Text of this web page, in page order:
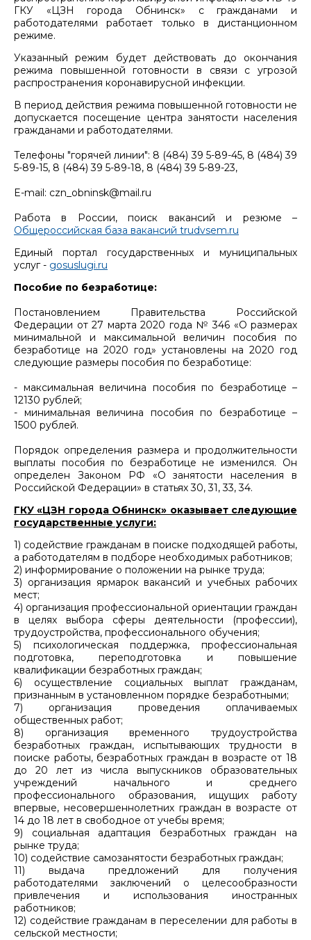
ГКУ «ЦЗН города Обнинск» с гражданами и
работодателями работает только в дистанционном
режиме.
Указанный режим будет действовать до окончания
режима повышенной готовности в связи с угрозой
распространения коронавирусной инфекции.
В период действия режима повышенной готовности не
допускается посещение центра занятости населения
гражданами и работодателями.
Телефоны "горячей линии": 8 (484) 39 5-89-45, 8 (484) 39
5-89-15, 8 (484) 39 5-89-18, 8 (484) 39 5-89-23,
E-mail: czn_obninsk@mail.ru
Работа в России, поиск вакансий и резюме –
Общероссийская база вакансий trudvsem.ru
Единый портал государственных и муниципальных
услуг - gosuslugi.ru
Пособие по безработице:
Постановлением Правительства Российской
Федерации от 27 марта 2020 года № 346 «О размерах
минимальной и максимальной величин пособия по
безработице на 2020 год» установлены на 2020 год
следующие размеры пособия по безработице:
- максимальная величина пособия по безработице –
12130 рублей;
- минимальная величина пособия по безработице –
1500 рублей.
Порядок определения размера и продолжительности
выплаты пособия по безработице не изменился. Он
определен Законом РФ «О занятости населения в
Российской Федерации» в статьях 30, 31, 33, 34.
ГКУ «ЦЗН города Обнинск» оказывает следующие
государственные услуги:
1) содействие гражданам в поиске подходящей работы,
а работодателям в подборе необходимых работников;
2) информирование о положении на рынке труда;
3) организация ярмарок вакансий и учебных рабочих
мест;
4) организация профессиональной ориентации граждан
в целях выбора сферы деятельности (профессии),
трудоустройства, профессионального обучения;
5) психологическая поддержка, профессиональная
подготовка, переподготовка и повышение
квалификации безработных граждан;
6) осуществление социальных выплат гражданам,
признанным в установленном порядке безработными;
7) организация проведения оплачиваемых
общественных работ;
8) организация временного трудоустройства
безработных граждан, испытывающих трудности в
поиске работы, безработных граждан в возрасте от 18
до 20 лет из числа выпускников образовательных
учреждений начального и среднего
профессионального образования, ищущих работу
впервые, несовершеннолетних граждан в возрасте от
14 до 18 лет в свободное от учебы время;
9) социальная адаптация безработных граждан на
рынке труда;
10) содействие самозанятости безработных граждан;
11) выдача предложений для получения
работодателями заключений о целесообразности
привлечения и использования иностранных
работников;
12) содействие гражданам в переселении для работы в
сельской местности;